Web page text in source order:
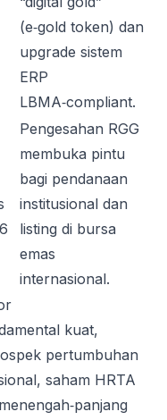
(e‑gold token) dan
upgrade sistem
ERP
LBMA‑compliant.
Pengesahan RGG
membuka pintu
bagi pendanaan
institusional dan
listing di bursa
emas
internasional.
kuat,
pertumbuhan
saham HRTA